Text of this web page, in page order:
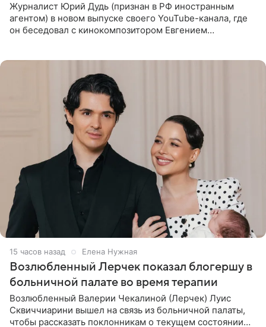
Журналист Юрий Дудь (признан в РФ иностранным
агентом) в новом выпуске своего YouTube-канала, где
он беседовал с кинокомпозитором Евгением
15 часов назад Елена Нужная
Возлюбленный Лерчек показал блогершу в
больничной палате во время терапии
Возлюбленный Валерии Чекалиной (Лерчек) Луис
Сквиччиарини вышел на связь из больничной палаты,
чтобы рассказать поклонникам о текущем состоянии